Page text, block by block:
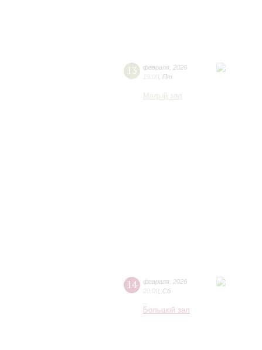
13 февраля 2026
19:00 Пт
Малый зал
14 февраля 2026
20:00 Сб
Большой зал